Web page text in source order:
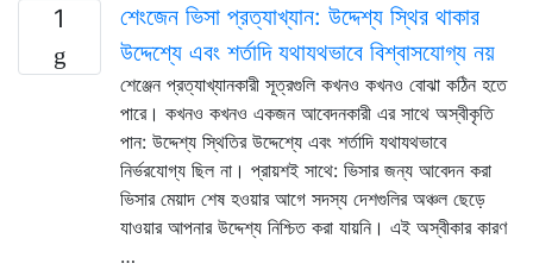
1
শেংজেন ভিসা প্রত্যাখ্যান: উদ্দেশ্য স্থির থাকার
উদ্দেশ্যে এবং শর্তাদি যথাযথভাবে বিশ্বাসযোগ্য নয়
শেঞ্জেন প্রত্যাখ্যানকারী সূত্রগুলি কখনও কখনও বোঝা কঠিন হতে
পারে। কখনও কখনও একজন আবেদনকারী এর সাথে অস্বীকৃতি
পান: উদ্দেশ্য স্থিতির উদ্দেশ্যে এবং শর্তাদি যথাযথভাবে
নির্ভরযোগ্য ছিল না। প্রায়শই সাথে: ভিসার জন্য আবেদন করা
ভিসার মেয়াদ শেষ হওয়ার আগে সদস্য দেশগুলির অঞ্চল ছেড়ে
যাওয়ার আপনার উদ্দেশ্য নিশ্চিত করা যায়নি। এই অস্বীকার কারণ
…